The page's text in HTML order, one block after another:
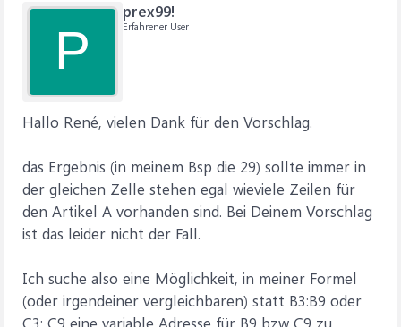
P
prex99!
Erfahrener User
Hallo René, vielen Dank für den Vorschlag.
das Ergebnis (in meinem Bsp die 29) sollte immer in
der gleichen Zelle stehen egal wieviele Zeilen für
den Artikel A vorhanden sind. Bei Deinem Vorschlag
ist das leider nicht der Fall.
Ich suche also eine Möglichkeit, in meiner Formel
(oder irgendeiner vergleichbaren) statt B3:B9 oder
C3: C9 eine variable Adresse für B9 bzw C9 zu